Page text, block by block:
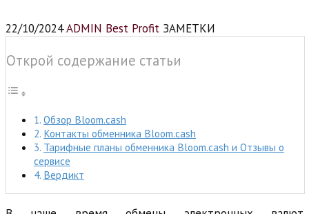
22/10/2024ADMIN Best Profit ЗАМЕТКИ
Открой содержание статьи
Обзор Bloom.cash
Контакты обменника Bloom.cash
Тарифные планы обменника Bloom.cash и Отзывы о
сервисе
Вердикт